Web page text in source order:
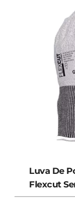
Luva De
Flexcut